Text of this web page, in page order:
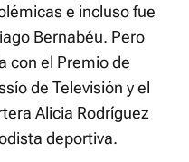
e incluso fue
Bernabéu. Pero
con el Premio de
de Televisión y el
Alicia Rodríguez
deportiva.